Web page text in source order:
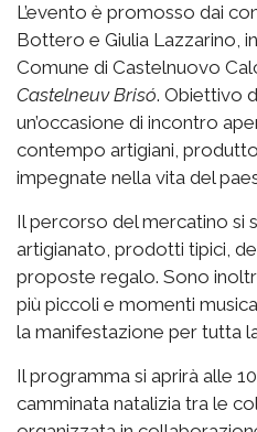
L’evento è promosso dai
Bottero e Giulia Lazzarino,
Comune di Castelnuovo
Castelneuv Brisó. Obiettivo
un’occasione di incontro
contempo artigiani,
impegnate nella vita del
Il percorso del mercatino si
artigianato, prodotti tipici,
proposte regalo. Sono
più piccoli e momenti
la manifestazione per tutta
Il programma si aprirà alle
camminata natalizia tra le